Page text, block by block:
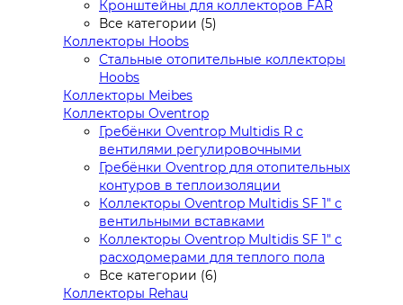
Кронштейны для коллекторов FAR
Все категории (5)
Коллекторы Hoobs
Стальные отопительные коллекторы
Hoobs
Коллекторы Meibes
Коллекторы Oventrop
Гребёнки Oventrop Multidis R с
вентилями регулировочными
Гребёнки Oventrop для отопительных
контуров в теплоизоляции
Коллекторы Oventrop Multidis SF 1" с
вентильными вставками
Коллекторы Oventrop Multidis SF 1" с
расходомерами для теплого пола
Все категории (6)
Коллекторы Rehau